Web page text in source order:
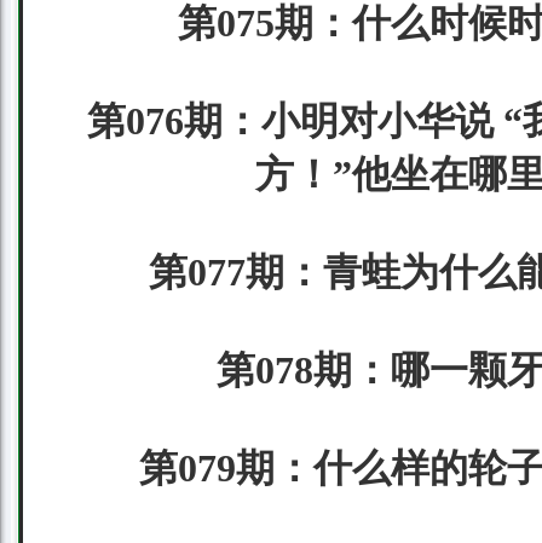
第075期：什么时候
第076期：小明对小华说
方！”他坐在哪
第077期：青蛙为什么
第078期：哪一颗
第079期：什么样的轮